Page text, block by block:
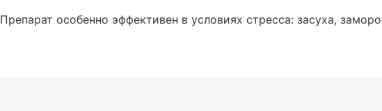
Препарат особенно эффективен в условиях стресса: засуха,